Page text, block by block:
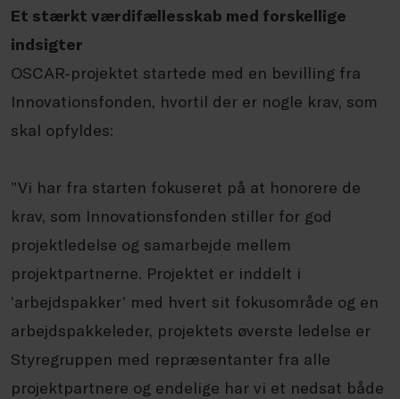
Et stærkt værdifællesskab med forskellige
indsigter
OSCAR-projektet startede med en bevilling fra
Innovationsfonden, hvortil der er nogle krav, som
skal opfyldes:
”Vi har fra starten fokuseret på at honorere de
krav, som Innovationsfonden stiller for god
projektledelse og samarbejde mellem
projektpartnerne. Projektet er inddelt i
’arbejdspakker’ med hvert sit fokusområde og en
arbejdspakkeleder, projektets øverste ledelse er
Styregruppen med repræsentanter fra alle
projektpartnere og endelige har vi et nedsat både